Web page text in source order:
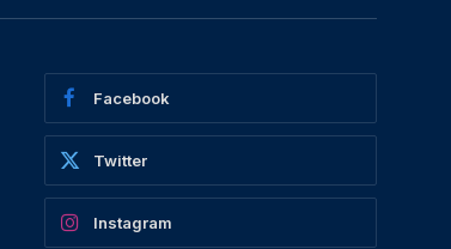
Facebook
Twitter
Instagram